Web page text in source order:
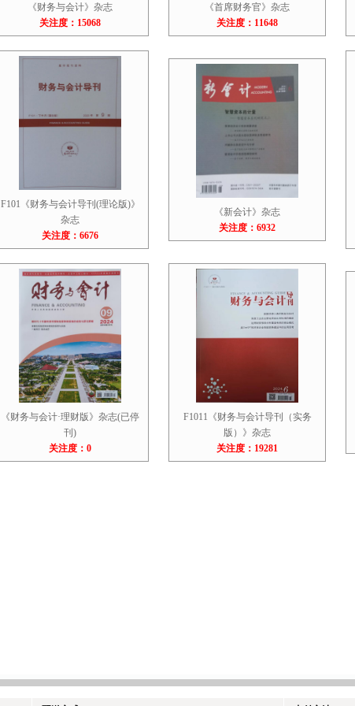
《财务与会计》杂志
关注度：15068
《首席财务官》杂志
关注度：11648
F101《财务与会计导刊(理论版)》
杂志
关注度：6676
《新会计》杂志
关注度：6932
《财务与会计·理财版》杂志(已停
刊)
关注度：0
F1011《财务与会计导刊（实务
版）》杂志
关注度：19281